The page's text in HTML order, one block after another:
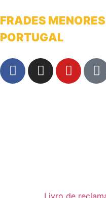
FRADES
PORTUGAL
Livro de